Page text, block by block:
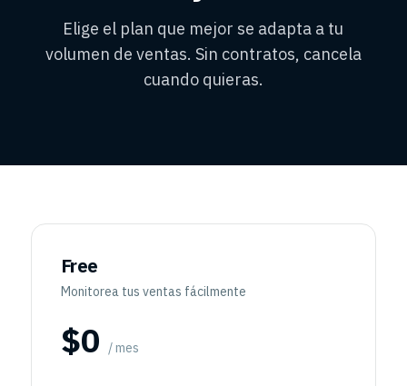
Elige el plan que mejor se adapta a tu
volumen de ventas. Sin contratos, cancela
cuando quieras.
Free
Monitorea tus ventas fácilmente
$0 / mes